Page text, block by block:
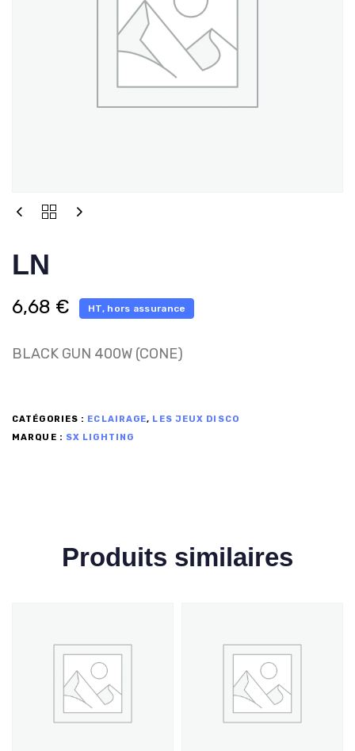
LN
6,68 € HT, hors assurance
BLACK GUN 400W (CONE)
CATÉGORIES : ECLAIRAGE, LES JEUX DISCO
MARQUE : SX LIGHTING
Produits similaires